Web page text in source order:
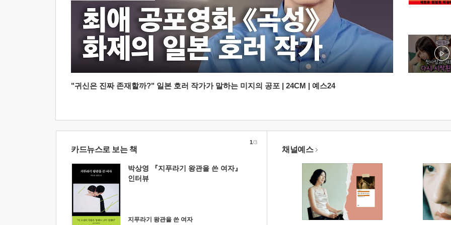
"귀신은 진짜 존재할까?" 일본 호러 작가가 말하는 미지의 공포 | 24CM | 예스24
카드뉴스로 보는 책
박상영 『지푸라기 왕관을 쓴 여자』
인터뷰
지푸라기 왕관을 쓴 여자
1/3
채널예스